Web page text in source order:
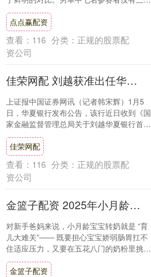
顺利晋级，而在女单的九朵金花中，尽管何
卓佳....
点点赢配资
查看： 116 分类： 正规的股票配
资公司
佳荣网配 刘越获准出任华夏银行首席财务官
上证报中国证券网讯（记者韩宋辉）1月5
日，华夏银行发布公告，该行近日收到《国
家金融监督管理总局关于刘越华夏银行首席
财务官任职资格的批复》，核准刘越担任该
行首席财....
佳荣网配
查看： 116 分类： 正规的股票配
资公司
金篮子配资 2025年小月龄宝宝转奶哪款奶粉合适：五大热门奶粉核心优势深度解析
对新手爸妈来说，小月龄宝宝转奶就是 “育
儿大难关”—— 既要担心宝宝娇弱肠胃扛不
住适应压力，又要在五花八门的奶粉里挑得
摸不着头脑。"哪款奶粉比较适合小月龄宝宝
转....
金篮子配资